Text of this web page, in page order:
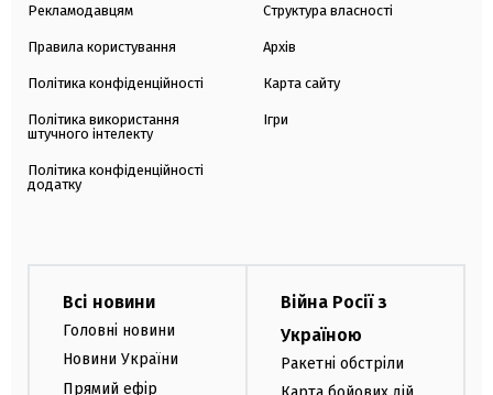
Рекламодавцям
Правила користування
Політика конфіденційності
Політика використання
штучного інтелекту
Політика конфіденційності
додатку
Структура власності
Архів
Карта сайту
Ігри
Всі новини
Головні новини
Новини України
Прямий ефір
Війна Росії з
Україною
Ракетні обстріли